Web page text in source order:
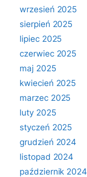
wrzesień 2025
sierpień 2025
lipiec 2025
czerwiec 2025
maj 2025
kwiecień 2025
marzec 2025
luty 2025
styczeń 2025
grudzień 2024
listopad 2024
październik 2024